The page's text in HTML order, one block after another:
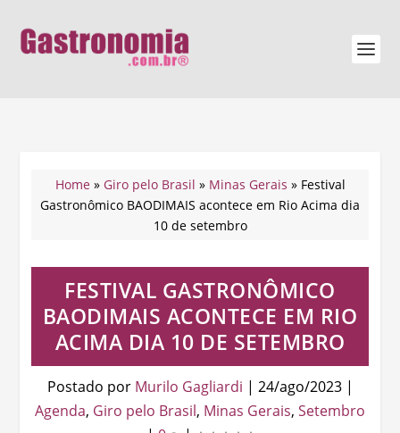
Home» Giro pelo Brasil » Minas Gerais » Festival
Gastronômico BAODIMAIS acontece em Rio Acima dia
10 de setembro
FESTIVAL GASTRONÔMICO
BAODIMAIS ACONTECE EM RIO
ACIMA DIA 10 DE SETEMBRO
Postado por Murilo Gagliardi | 24/ago/2023|
Agenda, Giro pelo Brasil, Minas Gerais, Setembro